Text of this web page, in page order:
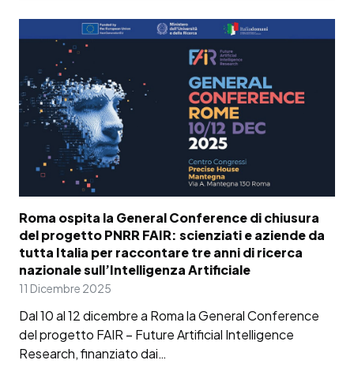
Roma ospita la General Conference di chiusura
del progetto PNRR FAIR: scienziati e aziende da
tutta Italia per raccontare tre anni di ricerca
nazionale sull’Intelligenza Artificiale
11 Dicembre 2025
Dal 10 al 12 dicembre a Roma la General Conference
del progetto FAIR – Future Artificial Intelligence
Research, finanziato dai…